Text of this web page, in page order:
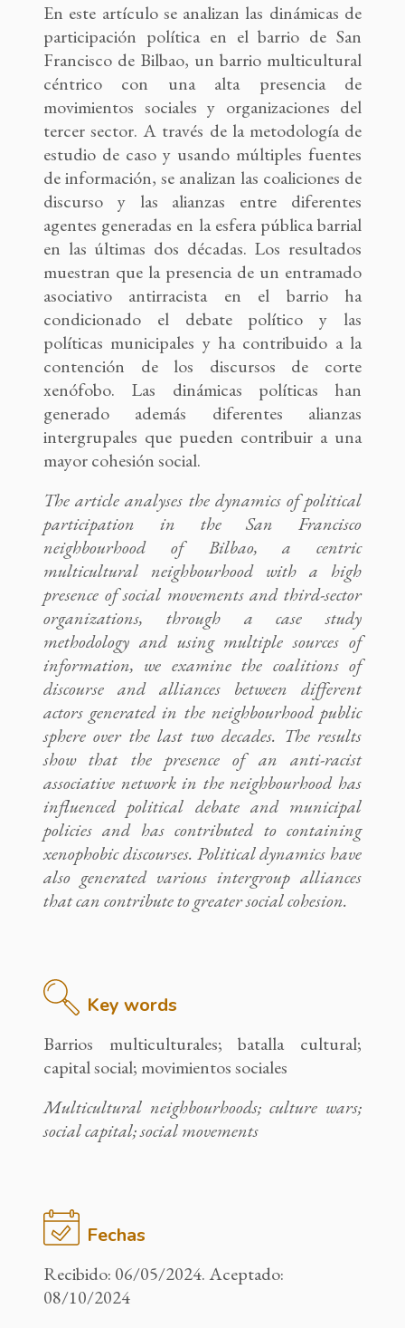
En este artículo se analizan las dinámicas de
participación política en el barrio de San
Francisco de Bilbao, un barrio multicultural
céntrico con una alta presencia de
movimientos sociales y organizaciones del
tercer sector. A través de la metodología de
estudio de caso y usando múltiples fuentes
de información, se analizan las coaliciones de
discurso y las alianzas entre diferentes
agentes generadas en la esfera pública barrial
en las últimas dos décadas. Los resultados
muestran que la presencia de un entramado
asociativo antirracista en el barrio ha
condicionado el debate político y las
políticas municipales y ha contribuido a la
contención de los discursos de corte
xenófobo. Las dinámicas políticas han
generado además diferentes alianzas
intergrupales que pueden contribuir a una
mayor cohesión social.
The article analyses the dynamics of political
participation in the San Francisco
neighbourhood of Bilbao, a centric
multicultural neighbourhood with a high
presence of social movements and third-sector
organizations, through a case study
methodology and using multiple sources of
information, we examine the coalitions of
discourse and alliances between different
actors generated in the neighbourhood public
sphere over the last two decades. The results
show that the presence of an anti-racist
associative network in the neighbourhood has
influenced political debate and municipal
policies and has contributed to containing
xenophobic discourses. Political dynamics have
also generated various intergroup alliances
that can contribute to greater social cohesion.
Key words
Barrios multiculturales; batalla cultural;
capital social; movimientos sociales
Multicultural neighbourhoods; culture wars;
social capital; social movements
Fechas
Recibido: 06/05/2024. Aceptado:
08/10/2024